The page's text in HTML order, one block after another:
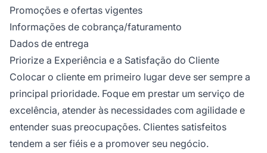
Promoções e ofertas vigentes
Informações de cobrança/faturamento
Dados de entrega
Priorize a Experiência e a Satisfação do Cliente
Colocar o cliente em primeiro lugar deve ser sempre a
principal prioridade. Foque em prestar um serviço de
excelência, atender às necessidades com agilidade e
entender suas preocupações. Clientes satisfeitos
tendem a ser fiéis e a promover seu negócio.